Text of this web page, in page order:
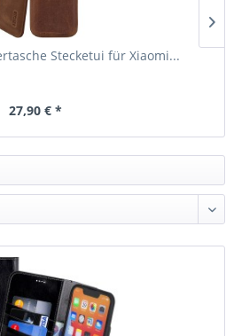
Stecketui für Xiaomi...
27,90 € *